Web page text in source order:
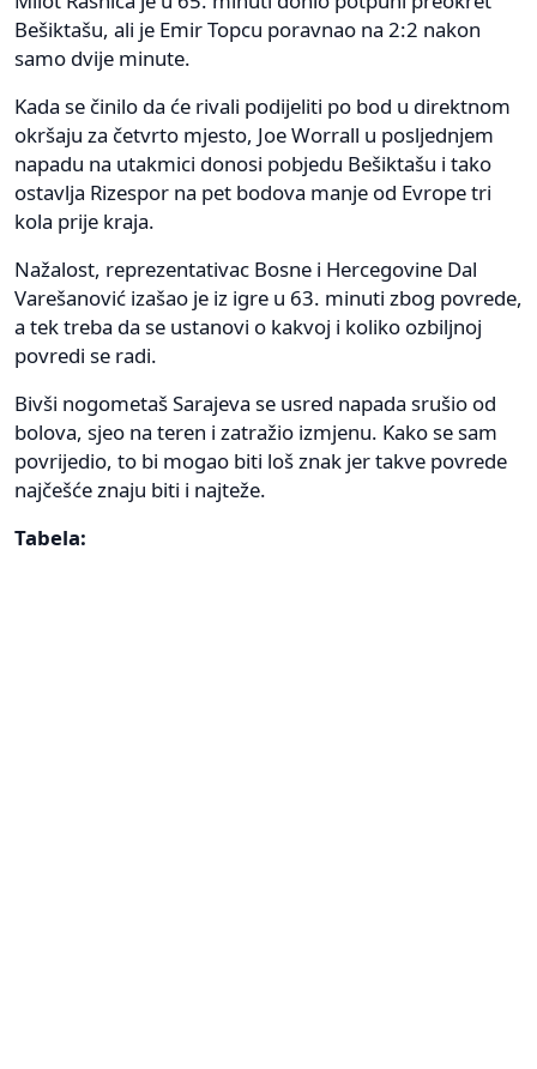
Bešiktašu, ali je Emir Topcu poravnao na 2:2 nakon
samo dvije minute.
Kada se činilo da će rivali podijeliti po bod u direktnom
okršaju za četvrto mjesto, Joe Worrall u posljednjem
napadu na utakmici donosi pobjedu Bešiktašu i tako
ostavlja Rizespor na pet bodova manje od Evrope tri
kola prije kraja.
Nažalost, reprezentativac Bosne i Hercegovine Dal
Varešanović izašao je iz igre u 63. minuti zbog povrede,
a tek treba da se ustanovi o kakvoj i koliko ozbiljnoj
povredi se radi.
Bivši nogometaš Sarajeva se usred napada srušio od
bolova, sjeo na teren i zatražio izmjenu. Kako se sam
povrijedio, to bi mogao biti loš znak jer takve povrede
najčešće znaju biti i najteže.
Tabela: